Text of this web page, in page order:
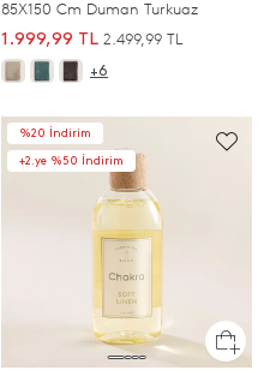
85X150 Cm Duman Turkuaz
1.999,99 TL 2.499,99 TL
+6
%20 İndirim
+2.ye %50 İndirim